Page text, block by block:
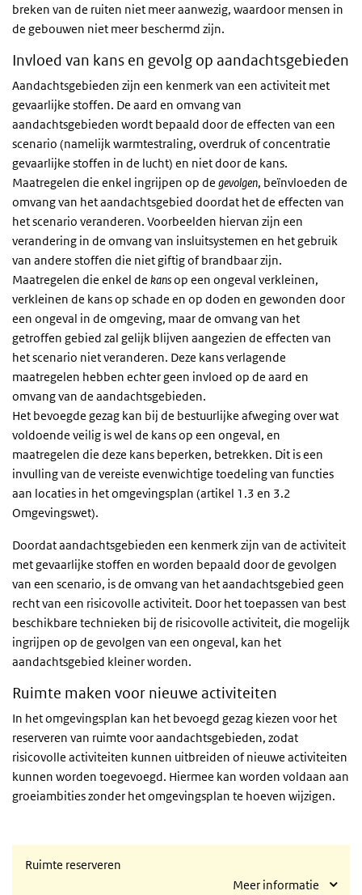
breken van de ruiten niet meer aanwezig, waardoor mensen in
de gebouwen niet meer beschermd zijn.
Invloed van kans en gevolg op aandachtsgebieden
Aandachtsgebieden zijn een kenmerk van een activiteit met
gevaarlijke stoffen. De aard en omvang van
aandachtsgebieden wordt bepaald door de effecten van een
scenario (namelijk warmtestraling, overdruk of concentratie
gevaarlijke stoffen in de lucht) en niet door de kans.
Maatregelen die enkel ingrijpen op de gevolgen, beïnvloeden de
omvang van het aandachtsgebied doordat het de effecten van
het scenario veranderen. Voorbeelden hiervan zijn een
verandering in de omvang van insluitsystemen en het gebruik
van andere stoffen die niet giftig of brandbaar zijn.
Maatregelen die enkel de kansop een ongeval verkleinen,
verkleinen de kans op schade en op doden en gewonden door
een ongeval in de omgeving, maar de omvang van het
getroffen gebied zal gelijk blijven aangezien de effecten van
het scenario niet veranderen. Deze kans verlagende
maatregelen hebben echter geen invloed op de aard en
omvang van de aandachtsgebieden.
Het bevoegde gezag kan bij de bestuurlijke afweging over wat
voldoende veilig is wel de kans op een ongeval, en
maatregelen die deze kans beperken, betrekken. Dit is een
invulling van de vereiste evenwichtige toedeling van functies
aan locaties in het omgevingsplan (artikel 1.3 en 3.2
Omgevingswet).
Doordat aandachtsgebieden een kenmerk zijn van de activiteit
met gevaarlijke stoffen en worden bepaald door de gevolgen
van een scenario, is de omvang van het aandachtsgebied geen
recht van een risicovolle activiteit. Door het toepassen van best
beschikbare technieken bij de risicovolle activiteit, die mogelijk
ingrijpen op de gevolgen van een ongeval, kan het
aandachtsgebied kleiner worden.
Ruimte maken voor nieuwe activiteiten
In het omgevingsplan kan het bevoegd gezag kiezen voor het
reserveren van ruimte voor aandachtsgebieden, zodat
risicovolle activiteiten kunnen uitbreiden of nieuwe activiteiten
kunnen worden toegevoegd. Hiermee kan worden voldaan aan
groeiambities zonder het omgevingsplan te hoeven wijzigen.
Ruimte reserveren
Meer informatie